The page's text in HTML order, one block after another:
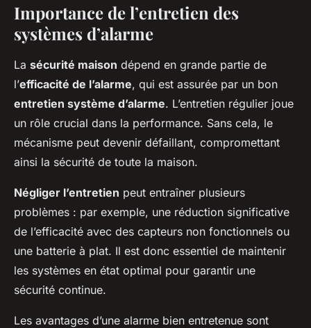
Importance de l’entretien des
systèmes d’alarme
La sécurité maison dépend en grande partie de
l’efficacité de l’alarme, qui est assurée par un bon
entretien système d’alarme. L’entretien régulier joue
un rôle crucial dans la performance. Sans cela, le
mécanisme peut devenir défaillant, compromettant
ainsi la sécurité de toute la maison.
Négliger l’entretien peut entraîner plusieurs
problèmes : par exemple, une réduction significative
de l’efficacité avec des capteurs non fonctionnels ou
une batterie à plat. Il est donc essentiel de maintenir
les systèmes en état optimal pour garantir une
sécurité continue.
Les avantages d’une alarme bien entretenue sont